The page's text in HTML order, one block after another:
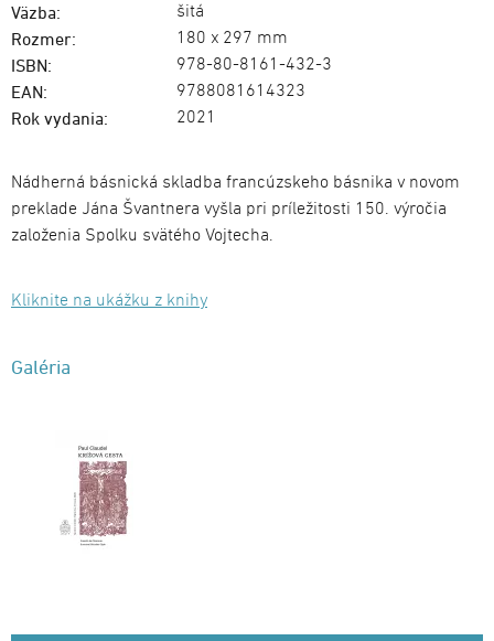
Väzba: šitá
Rozmer: 180 x 297 mm
ISBN: 978-80-8161-432-3
EAN: 9788081614323
Rok vydania: 2021
Nádherná básnická skladba francúzskeho básnika v novom
preklade Jána Švantnera vyšla pri príležitosti 150. výročia
založenia Spolku svätého Vojtecha.
Kliknite na ukážku z knihy
Galéria